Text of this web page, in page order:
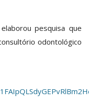
pesquisa que
odontológico